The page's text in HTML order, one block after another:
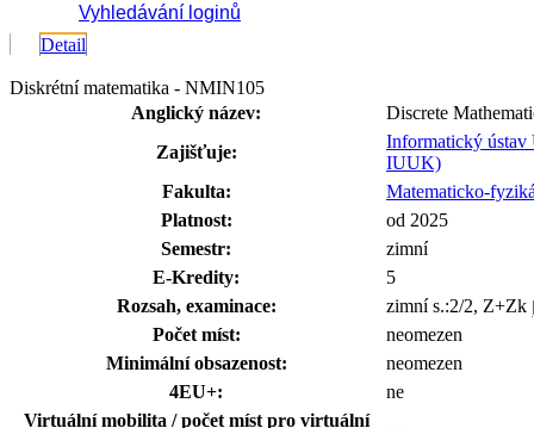
Vyhledávání loginů
Detail
Diskrétní matematika - NMIN105
Anglický název:
Discrete
Zajišťuje:
Informatický
IUUK)
Fakulta:
Matematicko-
Platnost:
od 2025
Semestr:
zimní
E-Kredity:
5
Rozsah, examinace:
zimní s.:2/2, Z+Zk
Počet míst:
neomezen
Minimální obsazenost:
neomezen
4EU+:
ne
Virtuální mobilita / počet míst pro virtuální